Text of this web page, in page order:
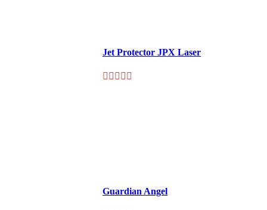
Jet Protector JPX Laser
Guardian Angel